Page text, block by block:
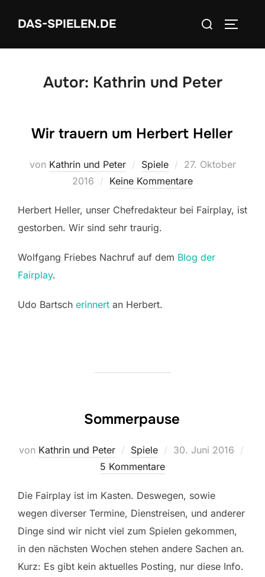
InhaltDAS-SPIELEN.DE
Suchen
Autor: Kathrin und Peter
Wir trauern um Herbert Heller
von Kathrin und Peter Spiele
Veröffentlicht
am
27. Oktober
2016
Keine Kommentare
Herbert Heller, unser Chefredakteur bei Fairplay, ist
gestorben. Wir sind sehr traurig.
Wolfgang Friebes Nachruf auf dem Blog der
Fairplay.
Udo Bartsch erinnert an Herbert.
Sommerpause
von Kathrin und Peter Spiele
Veröffentlicht
30. Juni 2016
5 Kommentare
Die Fairplay ist im Kasten. Deswegen, sowie
wegen diverser Termine, Dienstreisen, und anderer
Dinge sind wir nicht viel zum Spielen gekommen,
in den nächsten Wochen stehen andere Sachen an.
Kurz: Es gibt kein aktuelles Posting, nur diese Info.